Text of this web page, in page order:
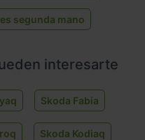
segunda mano
interesarte
Skoda Fabia
Skoda Kodiaq